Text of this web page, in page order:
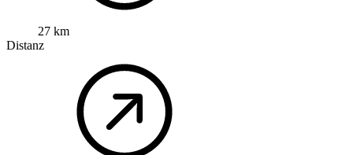
27 km
Distanz